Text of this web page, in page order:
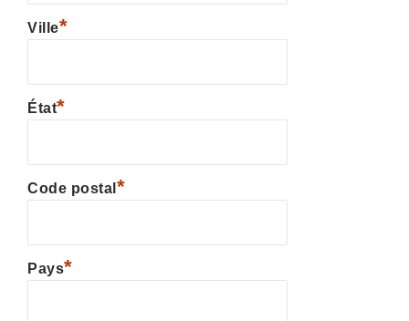
Ville*
État*
Code postal *
Pays*